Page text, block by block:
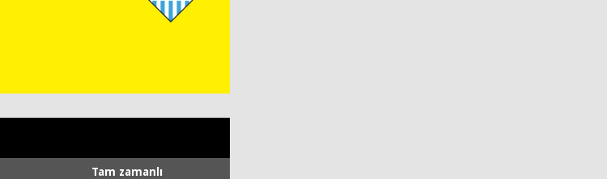
Tam zamanlı